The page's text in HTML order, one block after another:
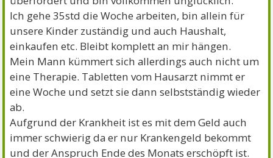
Ich gehe 35std die Woche arbeiten, bin allein für
unsere Kinder zuständig und auch Haushalt,
einkaufen etc. Bleibt komplett an mir hängen.
Mein Mann kümmert sich allerdings auch nicht um
eine Therapie. Tabletten vom Hausarzt nimmt er
eine Woche und setzt sie dann selbstständig wieder
ab.
Aufgrund der Krankheit ist es mit dem Geld auch
immer schwierig da er nur Krankengeld bekommt
und der Anspruch Ende des Monats erschöpft ist.